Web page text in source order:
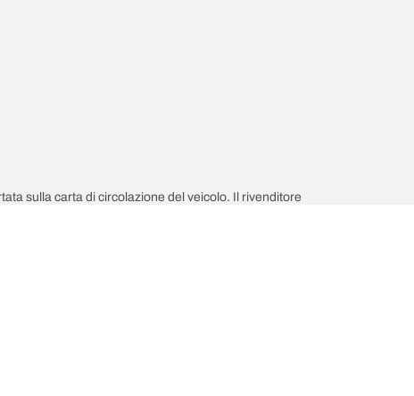
sulla carta di circolazione del veicolo. Il rivenditore